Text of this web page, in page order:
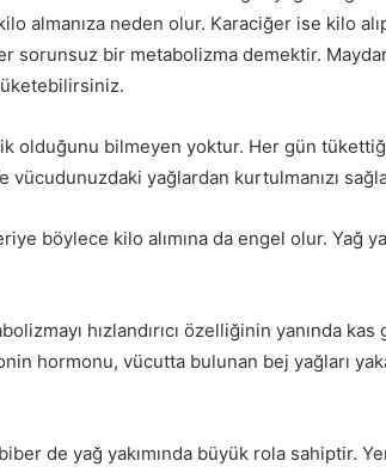
almanıza neden olur. Karaciğer ise kilo
sorunsuz bir metabolizma demektir.
olduğunu bilmeyen yoktur. Her gün
yağlardan kurtulmanızı
böylece kilo alımına da engel olur. Yağ
hızlandırıcı özelliğinin yanında
hormonu, vücutta bulunan bej yağları
de yağ yakımında büyük rola sahiptir.